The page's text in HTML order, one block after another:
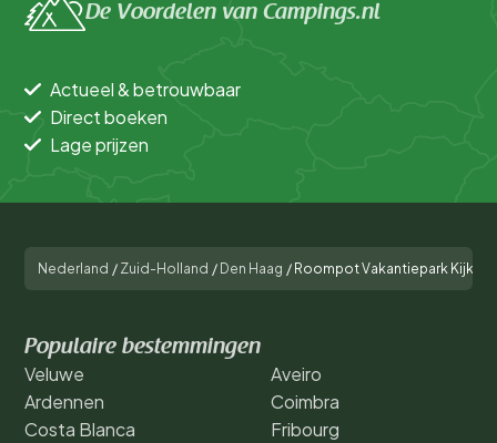
De Voordelen van Campings.nl
Actueel & betrouwbaar
Direct boeken
Lage prijzen
Nederland / Zuid-Holland / Den Haag / Roompot Vakantiepark
Populaire bestemmingen
Veluwe
Ardennen
Costa Blanca
Aveiro
Coimbra
Fribourg